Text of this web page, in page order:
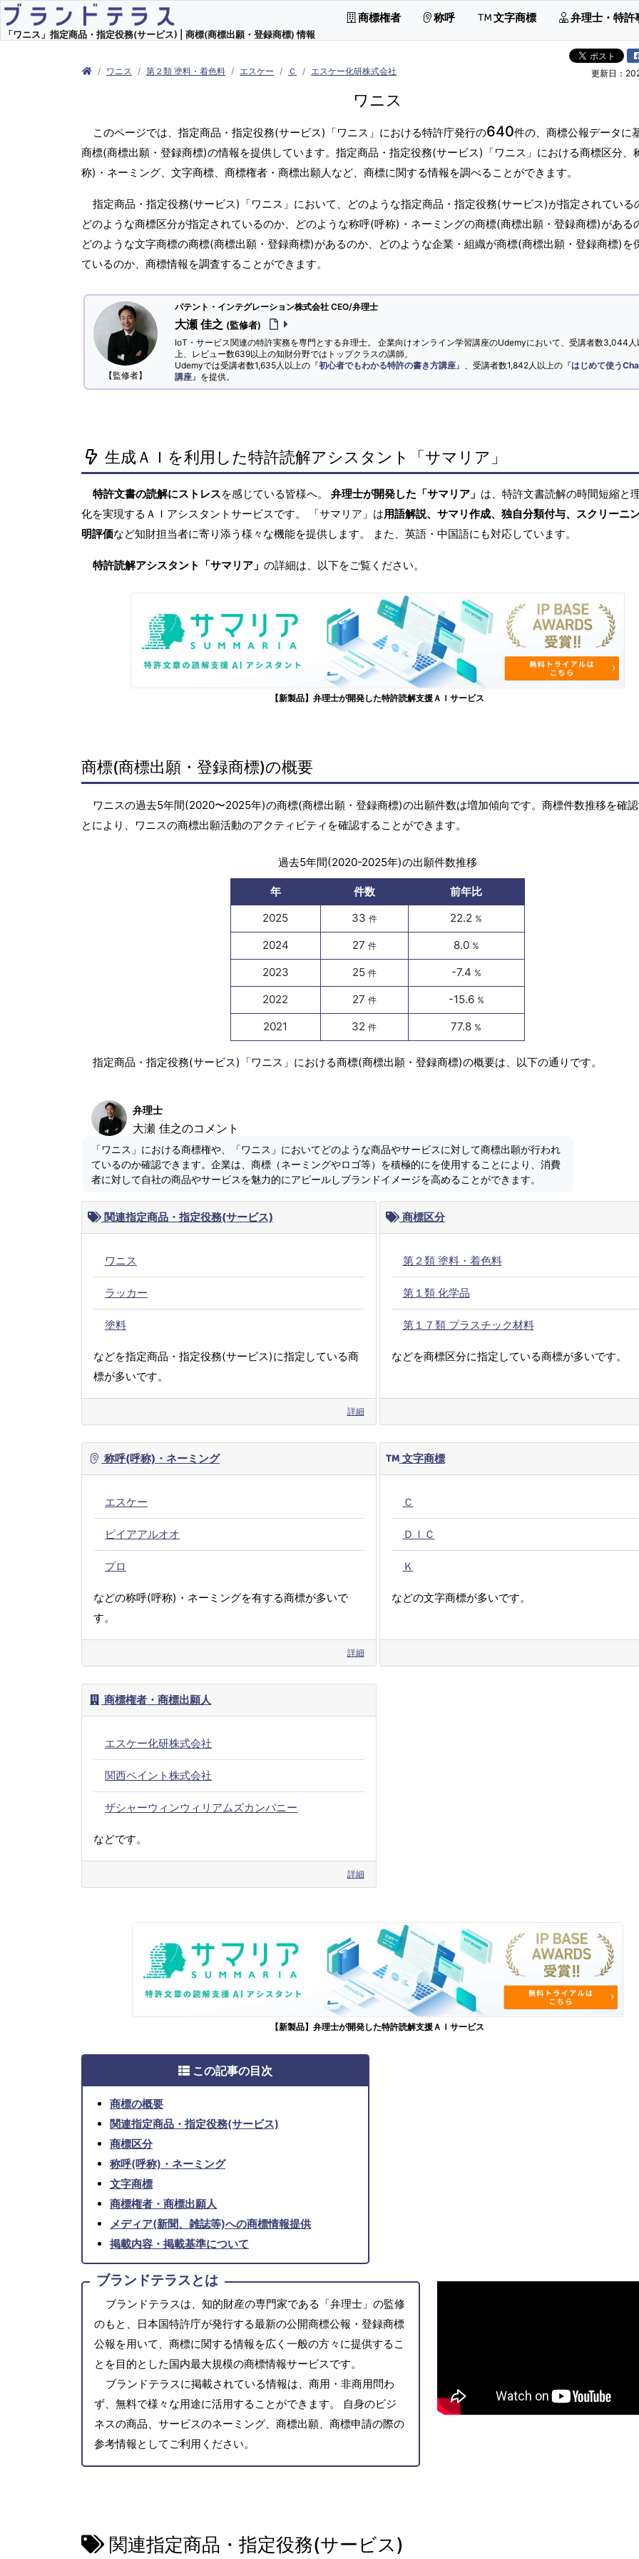
「ワニス」指定商品・指定役務(サービス) | 商標(商標出願・登録商標) 情報
商標権者 称呼 文字商標 弁理士・特許
ワニス 第２類 塗料・着色料 エスケー Ｃ エスケー化研株式会社 更新日：
ワニス
このページでは、指定商品・指定役務(サービス)「ワニス」における特許庁発行の640件の、商標公報データに
商標(商標出願・登録商標)の情報を提供しています。指定商品・指定役務(サービス)「ワニス」における商標区分、
称)・ネーミング、文字商標、商標権者・商標出願人など、商標に関する情報を調べることができます。
指定商品・指定役務(サービス)「ワニス」において、どのような指定商品・指定役務(サービス)が指定されている
どのような商標区分が指定されているのか、どのような称呼(呼称)・ネーミングの商標(商標出願・登録商標)がある
どのような文字商標の商標(商標出願・登録商標)があるのか、どのような企業・組織が商標(商標出願・登録商標)を
ているのか、商標情報を調査することができます。
【監修者】
パテント・インテグレーション株式会社 CEO/弁理士
大瀬 佳之 (監修者)
IoT・サービス関連の特許実務を専門とする弁理士。 企業向けオンライン学習講座のUdemyにおいて、受講者数3,044人
上、レビュー数639以上の知財分野ではトップクラスの講師。
Udemyでは受講者数1,635人以上の『初心者でもわかる特許の書き方講座 』、受講者数1,842人以上の『はじめて使う
講座 』を提供。
生成ＡＩを利用した特許読解アシスタント「サマリア」
特許文書の読解にストレスを感じている皆様へ。 弁理士が開発した「サマリア」 は、特許文書読解の時間短縮と
化を実現するＡＩアシスタントサービスです。 「サマリア」は用語解説、サマリ作成、独自分類付与、スクリーニ
明評価など知財担当者に寄り添う様々な機能を提供します。 また、英語・中国語にも対応しています。
特許読解アシスタント「サマリア」 の詳細は、以下をご覧ください。
【新製品】弁理士が開発した特許読解支援ＡＩサービス
商標(商標出願・登録商標)の概要
ワニスの過去5年間(2020〜2025年)の商標(商標出願・登録商標)の出願件数は増加傾向です。商標件数推移を確
とにより、ワニスの商標出願活動のアクティビティを確認することができます。
過去5年間(2020-2025年)の出願件数推移
年 件数
前年比
2025
33 件 22.2 %
2024 27 件 8.0 %
2023 25 件 -7.4 %
2022 27 件 -15.6 %
2021 32件 77.8 %
指定商品・指定役務(サービス)「ワニス」における商標(商標出願・登録商標)の概要は、以下の通りです。
弁理士
大瀬 佳之のコメント
「ワニス」における商標権や、「ワニス」においてどのような商品やサービスに対して商標出願が行われ
ているのか確認できます。企業は、商標（ネーミングやロゴ等）を積極的にを使用することにより、消費
者に対して自社の商品やサービスを魅力的にアピールしブランドイメージを高めることができます。
関連指定商品・指定役務(サービス)
ワニス
ラッカー
塗料
などを指定商品・指定役務(サービス)に指定している商
標が多いです。
詳細
商標区分
第２類 塗料・着色料
第１類 化学品
第１７類 プラスチック材料
などを商標区分に指定している商標が多いです。
称呼(呼称)・ネーミング
エスケー
ピイアアルオオ
プロ
などの称呼(呼称)・ネーミングを有する商標が多いで
す。
詳細
文字商標
Ｃ
ＤＩＣ
Ｋ
などの文字商標が多いです。
商標権者・商標出願人
エスケー化研株式会社
関西ペイント株式会社
ザシャーウィンウィリアムズカンパニー
などです。
詳細
【新製品】弁理士が開発した特許読解支援ＡＩサービス
この記事の目次
商標の概要
関連指定商品・指定役務(サービス)
商標区分
称呼(呼称)・ネーミング
文字商標
商標権者・商標出願人
メディア(新聞、雑誌等)への商標情報提供
掲載内容・掲載基準について
ブランドテラスとは
ブランドテラスは、知的財産の専門家である「弁理士」の監修
のもと、日本国特許庁が発行する最新の公開商標公報・登録商標
公報を用いて、商標に関する情報を広く一般の方々に提供するこ
とを目的とした国内最大規模の商標情報サービスです。
ブランドテラスに掲載されている情報は、商用・非商用問わ
ず、無料で様々な用途に活用することができます。 自身のビジ
ネスの商品、サービスのネーミング、商標出願、商標申請の際の
参考情報としてご利用ください。
関連指定商品・指定役務(サービス)